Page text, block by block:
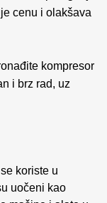
cenu i olakšava
kompresor
i brz rad, uz
koriste u
uočeni kao